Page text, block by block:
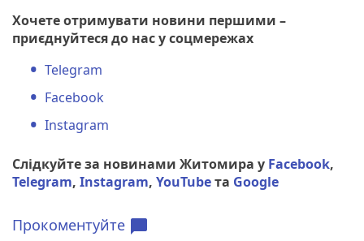
Хочете отримувати новини першими –
приєднуйтеся до нас у соцмережах
Telegram
Facebook
Instagram
Слідкуйте за новинами Житомира у Facebook,
Telegram, Instagram, YouTubeта Google
Прокоментуйте chat_bubble